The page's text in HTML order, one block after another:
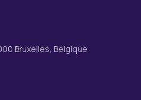
Bruxelles, Belgique